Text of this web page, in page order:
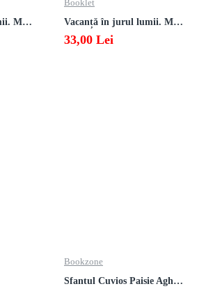
Vacanță în jurul lumii. Matematică clasa a VII-a – EDIȚIA 2026
Booklet
Vacanță în jurul lumii. Matematică clasa a VI-a – EDIȚIA 2026
33,00 Lei
Bookzone
Sfantul Cuvios Paisie Aghioritul